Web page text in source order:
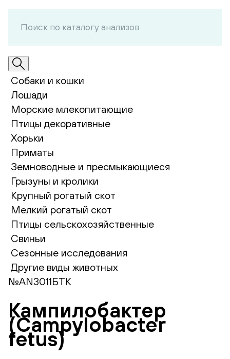
Собаки и кошки
Лошади
Морские млекопитающие
Птицы декоративные
Хорьки
Приматы
Земноводные и пресмыкающиеся
Грызуны и кролики
Крупный рогатый скот
Мелкий рогатый скот
Птицы сельскохозяйственные
Свиньи
Сезонные исследования
Другие виды животных
№AN3011БТК
Кампилобактер
(Campylobacter
fetus)